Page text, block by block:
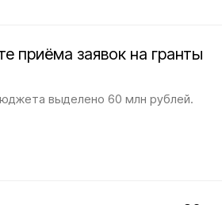
приёма заявок на гранты
выделено 60 млн рублей.